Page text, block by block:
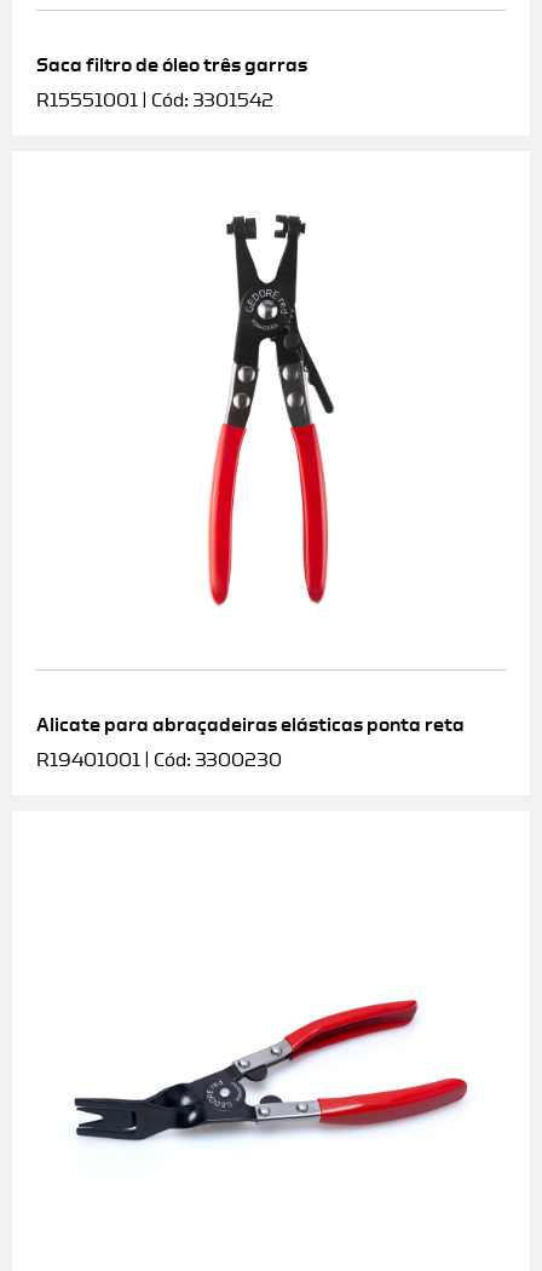
Saca filtro de óleo três garras
R15551001 | Cód: 3301542
Alicate para abraçadeiras elásticas ponta reta
R19401001 | Cód: 3300230